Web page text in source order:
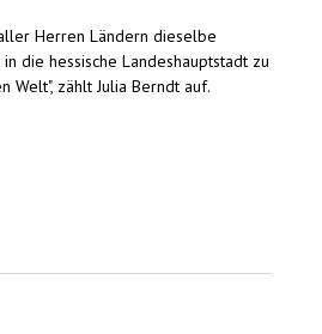
Herren Ländern dieselbe
die hessische Landeshauptstadt zu
Welt", zählt Julia Berndt auf.